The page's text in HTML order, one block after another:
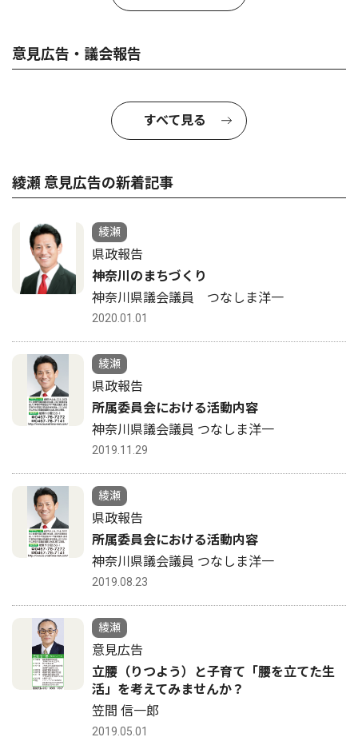
意見広告・議会報告
すべて見る
綾瀬 意見広告の新着記事
綾瀬
県政報告
神奈川のまちづくり
神奈川県議会議員 つなしま洋一
2020.01.01
綾瀬
県政報告
所属委員会における活動内容
神奈川県議会議員 つなしま洋一
2019.11.29
綾瀬
県政報告
所属委員会における活動内容
神奈川県議会議員 つなしま洋一
2019.08.23
綾瀬
意見広告
立腰（りつよう）と子育て「腰を立てた生
活」を考えてみませんか？
笠間 信一郎
2019.05.01